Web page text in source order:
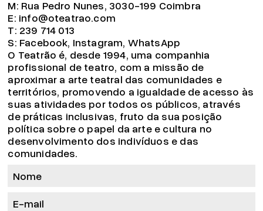
M: Rua Pedro Nunes, 3030-199 Coimbra
E: info@oteatrao.com
T: 239 714 013
S: Facebook, Instagram, WhatsApp
O Teatrão é, desde 1994, uma companhia
profissional de teatro, com a missão de
aproximar a arte teatral das comunidades e
territórios, promovendo a igualdade de acesso às
suas atividades por todos os públicos, através
de práticas inclusivas, fruto da sua posição
política sobre o papel da arte e cultura no
desenvolvimento dos indivíduos e das
comunidades.